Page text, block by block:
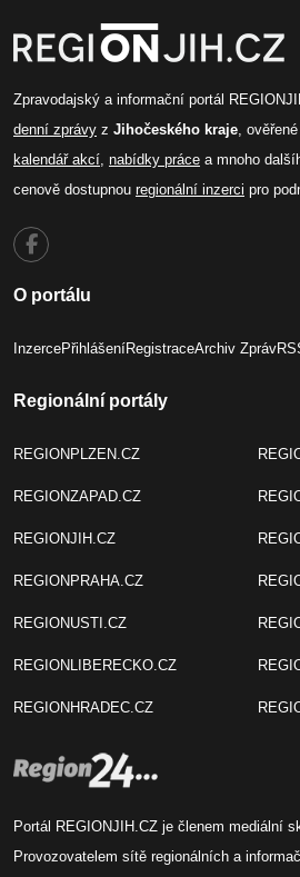
Zpravodajský a informační portál
denní zprávy z Jihočeského kraje, ověřené
kalendář akcí, nabídky práce a mnoho
cenově dostupnou regionální inzerci pro
O portálu
InzercePřihlášeníRegistraceArchiv Zpráv
Regionální portály
REGIONPLZEN.CZ
REGIONZAPAD.CZ
REGIONJIH.CZ
REGIONPRAHA.CZ
REGIONUSTI.CZ
REGIONLIBERECKO.CZ
REGIONHRADEC.CZ
Portál REGIONJIH.CZ je členem mediální
Provozovatelem sítě regionálních a